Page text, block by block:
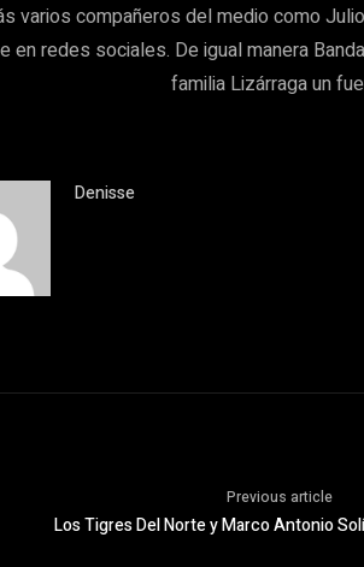
varios compañeros del medio como
en redes sociales. De igual manera
familia Lizárraga un
Denisse
Previous article
Los Tigres Del Norte y Marco Antonio